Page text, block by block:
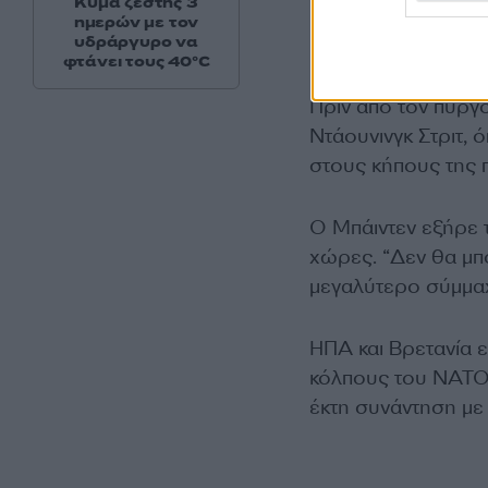
πρόεδρος
Πριν από τον
Ντάουνινγκ Στριτ,
στους κήπους της
Ο Μπάιντεν εξήρε
χώρες. “Δεν θα
μεγαλύτερο
ΗΠΑ και Βρετανία
κόλπους του
έκτη συνάντηση με
ημερών με τον
υδράργυρο να
φτάνει τους 40°C